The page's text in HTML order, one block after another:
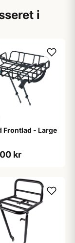
i
Frontlad - Large
kr